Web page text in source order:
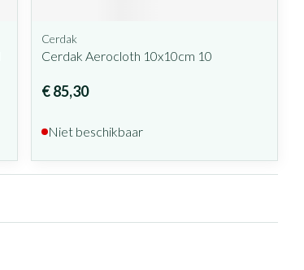
Cerdak
Cerdak Aerocloth 10x10cm 10
€ 85,30
Niet beschikbaar